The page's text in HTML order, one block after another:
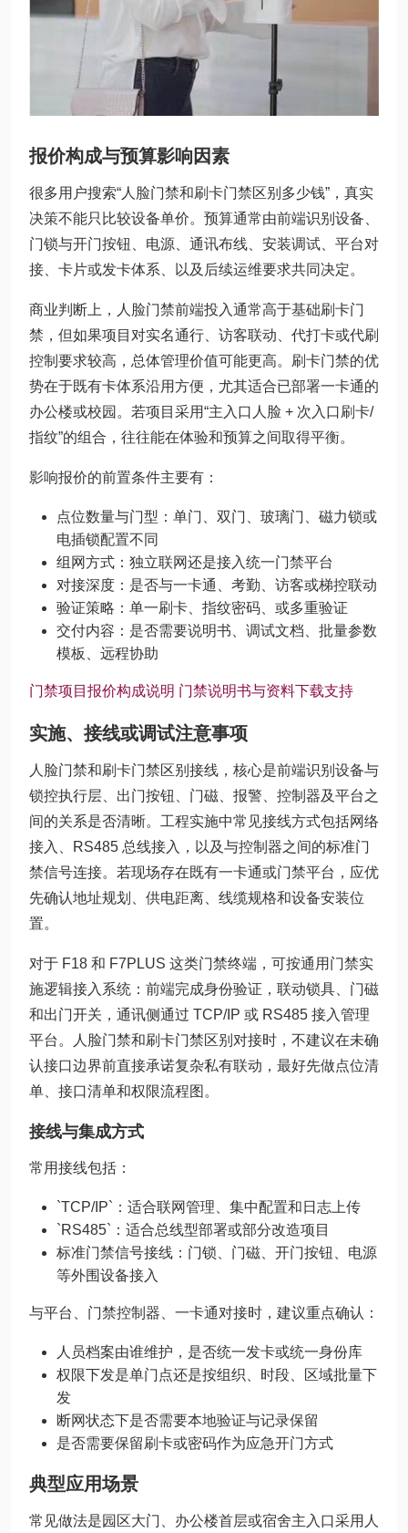
报价构成与预算影响因素
很多用户搜索“人脸门禁和刷卡门禁区别多少钱”，真实
决策不能只比较设备单价。预算通常由前端识别设备、
门锁与开门按钮、电源、通讯布线、安装调试、平台对
接、卡片或发卡体系、以及后续运维要求共同决定。
商业判断上，人脸门禁前端投入通常高于基础刷卡门
禁，但如果项目对实名通行、访客联动、代打卡或代刷
控制要求较高，总体管理价值可能更高。刷卡门禁的优
势在于既有卡体系沿用方便，尤其适合已部署一卡通的
办公楼或校园。若项目采用“主入口人脸 + 次入口刷卡/
指纹”的组合，往往能在体验和预算之间取得平衡。
影响报价的前置条件主要有：
点位数量与门型：单门、双门、玻璃门、磁力锁或
电插锁配置不同
组网方式：独立联网还是接入统一门禁平台
对接深度：是否与一卡通、考勤、访客或梯控联动
验证策略：单一刷卡、指纹密码、或多重验证
交付内容：是否需要说明书、调试文档、批量参数
模板、远程协助
门禁项目报价构成说明 门禁说明书与资料下载支持
实施、接线或调试注意事项
人脸门禁和刷卡门禁区别接线，核心是前端识别设备与
锁控执行层、出门按钮、门磁、报警、控制器及平台之
间的关系是否清晰。工程实施中常见接线方式包括网络
接入、RS485 总线接入，以及与控制器之间的标准门
禁信号连接。若现场存在既有一卡通或门禁平台，应优
先确认地址规划、供电距离、线缆规格和设备安装位
置。
对于 F18 和 F7PLUS 这类门禁终端，可按通用门禁实
施逻辑接入系统：前端完成身份验证，联动锁具、门磁
和出门开关，通讯侧通过 TCP/IP 或 RS485 接入管理
平台。人脸门禁和刷卡门禁区别对接时，不建议在未确
认接口边界前直接承诺复杂私有联动，最好先做点位清
单、接口清单和权限流程图。
接线与集成方式
常用接线包括：
`TCP/IP`：适合联网管理、集中配置和日志上传
`RS485`：适合总线型部署或部分改造项目
标准门禁信号接线：门锁、门磁、开门按钮、电源
等外围设备接入
与平台、门禁控制器、一卡通对接时，建议重点确认：
人员档案由谁维护，是否统一发卡或统一身份库
权限下发是单门点还是按组织、时段、区域批量下
发
断网状态下是否需要本地验证与记录保留
是否需要保留刷卡或密码作为应急开门方式
典型应用场景
常见做法是园区大门、办公楼首层或宿舍主入口采用人